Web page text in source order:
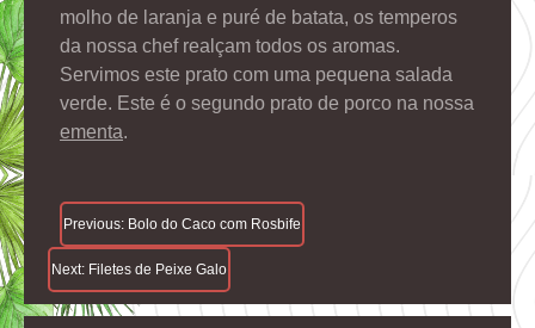
molho de laranja e puré de batata, os temperos
da nossa chef realçam todos os aromas.
Servimos este prato com uma pequena salada
verde. Este é o segundo prato de porco na nossa
ementa.
Navegação
De
Artigos
Previous: Bolo do Caco com Rosbife
Next: Filetes de Peixe Galo